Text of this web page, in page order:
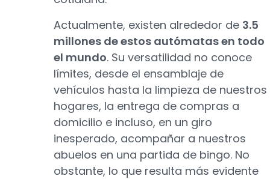
Actualmente, existen alrededor de 3.5
millones de estos autómatas en todo
el mundo. Su versatilidad no conoce
límites, desde el ensamblaje de
vehículos hasta la limpieza de nuestros
hogares, la entrega de compras a
domicilio e incluso, en un giro
inesperado, acompañar a nuestros
abuelos en una partida de bingo. No
obstante, lo que resulta más evidente